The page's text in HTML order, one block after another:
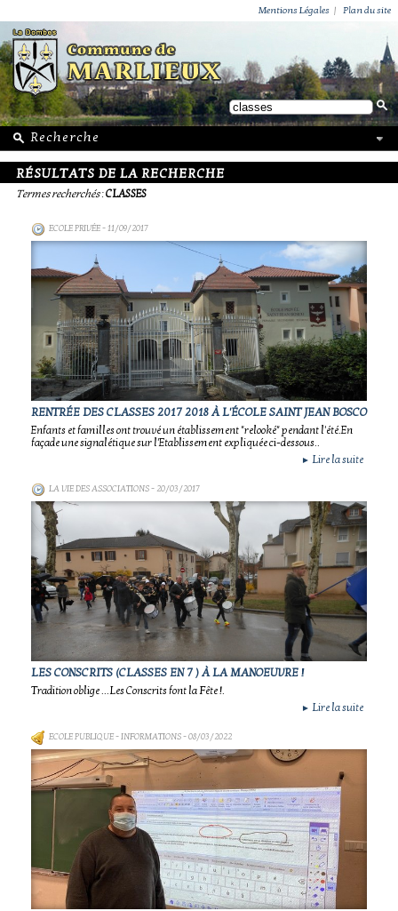
Mentions Légales | Plan du site
RÉSULTATS DE LA RECHERCHE
Termes recherchés:CLASSES
ECOLE PRIVÉE- 11/09/2017
RENTRÉE DES CLASSES 2017 2018 À L'ÉCOLE SAINT JEAN BOSCO
Enfants et familles ont trouvé un établissement "relooké" pendant l'été.En
façade une signalétique sur l'Etablissement expliquée ci-dessous..
► Lire la suite
LA VIE DES ASSOCIATIONS- 20/03/2017
LES CONSCRITS (CLASSES EN 7 ) À LA MANOEUVRE !
Tradition oblige ...Les Conscrits font la Fête !.
► Lire la suite
ECOLE PUBLIQUE - INFORMATIONS- 08/03/2022